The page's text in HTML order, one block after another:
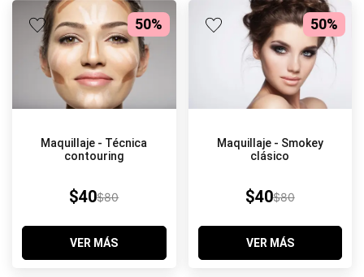
50%
Maquillaje - Técnica
contouring
$80
$40
VER MÁS
50%
Maquillaje - Smokey
clásico
$80
$40
VER MÁS